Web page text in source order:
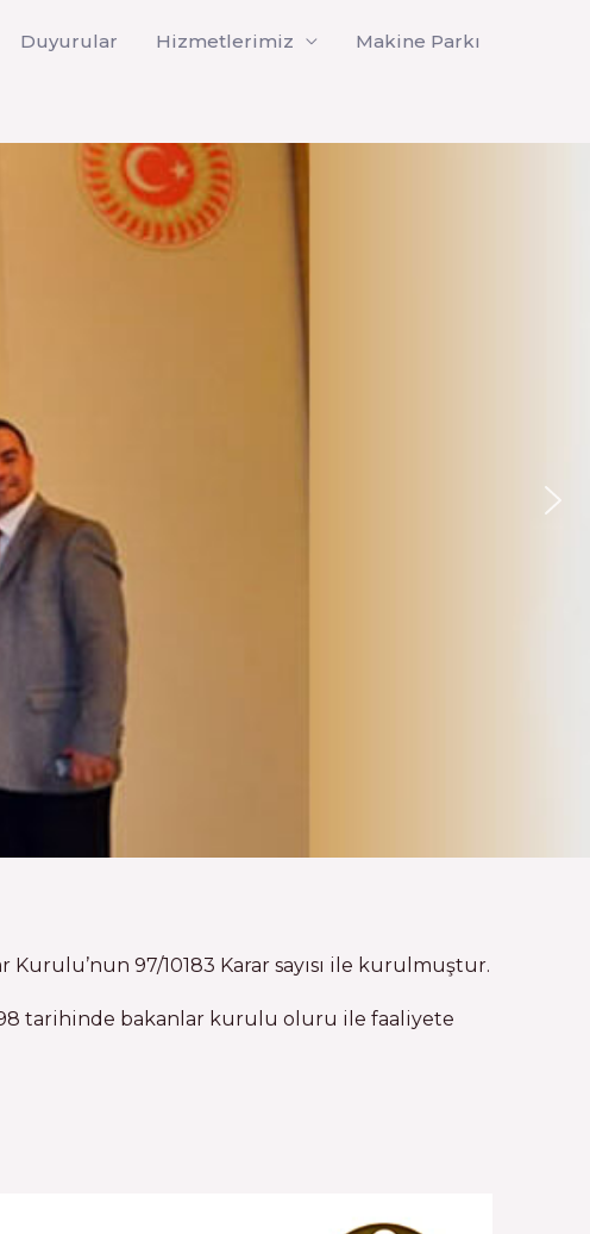
Duyurular Hizmetlerimiz Makine Parkı
Kurulu’nun 97/10183 Karar sayısı ile kurulmuştur.
tarihinde bakanlar kurulu oluru ile faaliyete